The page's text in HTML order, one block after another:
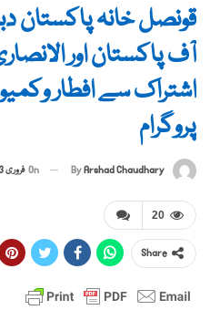
قونصل خانہ پاکستان
آف پاکستان اور
اشتراک سے افطار
پروگرام
ByArshad Chaudhary
On فروری 23, 2026
20
Share